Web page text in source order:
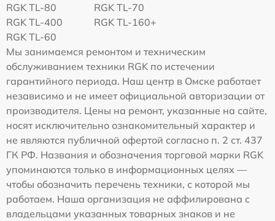
RGK TL-80
RGK TL-70
RGK TL-400
RGK TL-160+
RGK TL-60
Мы занимаемся ремонтом и техническим
обслуживанием техники RGK по истечении
гарантийного периода. Наш центр в Омске работает
независимо и не имеет официальной авторизации от
производителя. Цены на ремонт, указанные на сайте,
носят исключительно ознакомительный характер и
не являются публичной офертой согласно п. 2 ст. 437
ГК РФ. Названия и обозначения торговой марки RGK
упоминаются только в информационных целях —
чтобы обозначить перечень техники, с которой мы
работаем. Наша организация не аффилирована с
владельцами указанных товарных знаков и не